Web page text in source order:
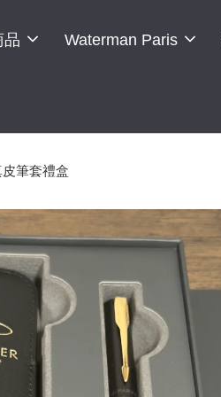
品 Waterman Paris
皮筆套禮盒